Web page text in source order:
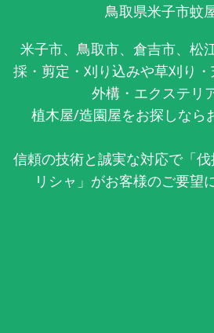
鳥取県米子市蚊
米子市、鳥取市、倉吉市、松
採・剪定・刈り込みや草刈り・
外構・エクステリ
植木屋/造園屋をお探しなら
信頼の技術と誠実な対応で「
リシャ」がお客様のご要望